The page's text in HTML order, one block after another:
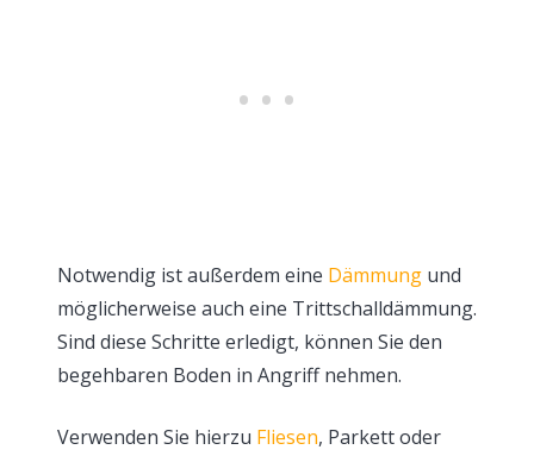
Notwendig ist außerdem eine Dämmung und
möglicherweise auch eine Trittschalldämmung.
Sind diese Schritte erledigt, können Sie den
begehbaren Boden in Angriff nehmen.
Verwenden Sie hierzu Fliesen, Parkett oder